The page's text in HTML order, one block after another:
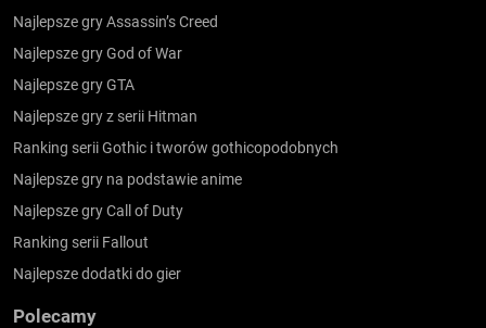
Najlepsze gry Assassin’s Creed
Najlepsze gry God of War
Najlepsze gry GTA
Najlepsze gry z serii Hitman
Ranking serii Gothic i tworów gothicopodobnych
Najlepsze gry na podstawie anime
Najlepsze gry Call of Duty
Ranking serii Fallout
Najlepsze dodatki do gier
Polecamy